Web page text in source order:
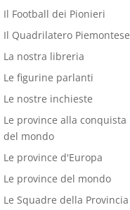
Il Football dei Pionieri
Il Quadrilatero Piemontese
La nostra libreria
Le figurine parlanti
Le nostre inchieste
Le province alla conquista
del mondo
Le province d'Europa
Le province del mondo
Le Squadre della Provincia